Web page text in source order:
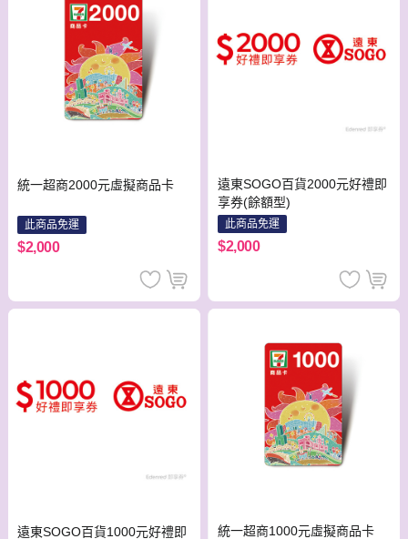
統一超商2000元虛擬商品卡
此商品免運
$2,000
遠東SOGO百貨2000元好禮即
享券(餘額型)
此商品免運
$2,000
遠東SOGO百貨1000元好禮即
統一超商1000元虛擬商品卡